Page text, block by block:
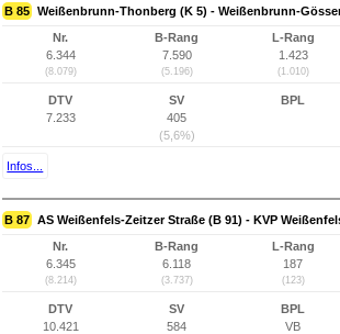
B 85 Weißenbrunn-Thonberg (K 5) - Weißenbrunn-
Nr.
6.344
(8.079)
B-Rang
7.590
(5.196)
L-Rang
1.423
(1.010)
DTV
7.233
SV
405
(5,6%)
BPL
Infos...
B 87 AS Weißenfels-Zeitzer Straße (B 91) - KVP
Nr.
6.345
(8.214)
B-Rang
6.118
(3.737)
L-Rang
187
(123)
DTV
10.421
SV
584
BPL
VB